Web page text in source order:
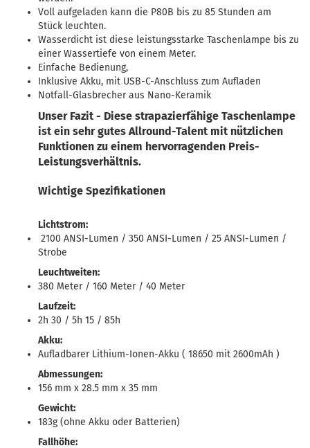
Voll aufgeladen kann die P80B bis zu 85 Stunden am
Stück leuchten.
Wasserdicht ist diese leistungsstarke Taschenlampe bis zu
einer Wassertiefe von einem Meter.
Einfache Bedienung,
Inklusive Akku, mit USB-C-Anschluss zum Aufladen
Notfall-Glasbrecher aus Nano-Keramik
Unser Fazit - Diese strapazierfähige Taschenlampe
ist ein sehr gutes Allround-Talent mit nützlichen
Funktionen zu einem hervorragenden Preis-
Leistungsverhältnis.
Wichtige Spezifikationen
Lichtstrom:
2100 ANSI-Lumen / 350 ANSI-Lumen / 25 ANSI-Lumen /
Strobe
Leuchtweiten:
380 Meter / 160 Meter / 40 Meter
Laufzeit:
2h 30 / 5h 15 / 85h
Akku:
Aufladbarer Lithium-Ionen-Akku ( 18650 mit 2600mAh )
Abmessungen:
156 mm x 28.5 mm x 35 mm
Gewicht:
183g (ohne Akku oder Batterien)
Fallhöhe: